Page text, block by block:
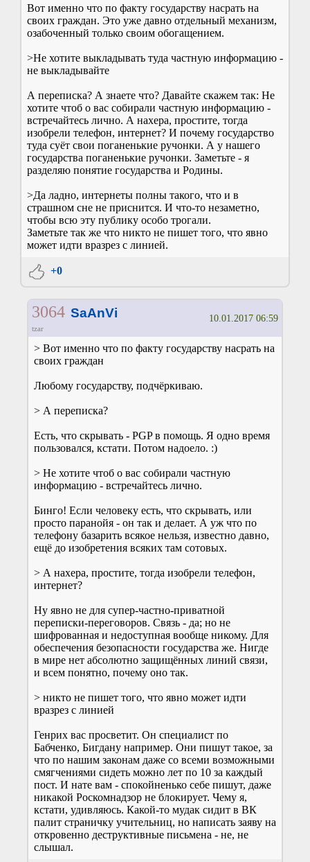
Вот именно что по факту государству насрать на
своих граждан. Это уже давно отдельный механизм,
озабоченный только своим обогащением.
>Не хотите выкладывать туда частную информацию -
не выкладывайте
А переписка? А знаете что? Давайте скажем так: Не
хотите чтоб о вас собирали частную информацию -
встречайтесь лично. А нахера, простите, тогда
изобрели телефон, интернет? И почему государство
туда суёт свои поганенькие ручонки. А у нашего
государства поганенькие ручонки. Заметьте - я
разделяю понятие государства и Родины.
>Да ладно, интернеты полны такого, что и в
страшном сне не приснится. И что-то незаметно,
чтобы всю эту публику особо трогали.
Заметьте так же что никто не пишет того, что явно
может идти вразрез с линией.
+0
3064 SaAnVi
tzar
10.01.2017 06:59
> Вот именно что по факту государству насрать на
своих граждан
Любому государству, подчёркиваю.
> А переписка?
Есть, что скрывать - PGP в помощь. Я одно время
пользовался, кстати. Потом надоело. :)
> Не хотите чтоб о вас собирали частную
информацию - встречайтесь лично.
Бинго! Если человеку есть, что скрывать, или
просто паранойя - он так и делает. А уж что по
телефону базарить всякое нельзя, известно давно,
ещё до изобретения всяких там сотовых.
> А нахера, простите, тогда изобрели телефон,
интернет?
Ну явно не для супер-частно-приватной
переписки-переговоров. Связь - да; но не
шифрованная и недоступная вообще никому. Для
обеспечения безопасности государства же. Нигде
в мире нет абсолютно защищённых линий связи,
и всем понятно, почему оно так.
> никто не пишет того, что явно может идти
вразрез с линией
Генрих вас просветит. Он специалист по
Бабченко, Бигдану например. Они пишут такое, за
что по нашим законам даже со всеми возможными
смягчениями сидеть можно лет по 10 за каждый
пост. И нате вам - спокойненько себе пишут, даже
никакой Роскомнадзор не блокирует. Чему я,
кстати, удивляюсь. Какой-то мудак сидит в ВК
палит страничку учительниц, но написать заяву на
откровенно деструктивные письмена - не, не
слышал.